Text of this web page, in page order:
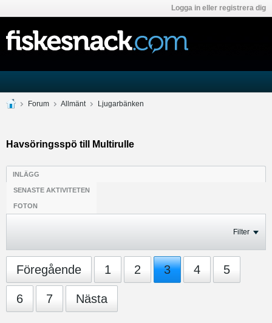
Logga in eller registrera dig
Forum Allmänt Ljugarbänken
Havsöringsspö till Multirulle
INLÄGG
SENASTE AKTIVITETEN
FOTON
Filter
Föregående 1 2 3 4 5
6 7 Nästa